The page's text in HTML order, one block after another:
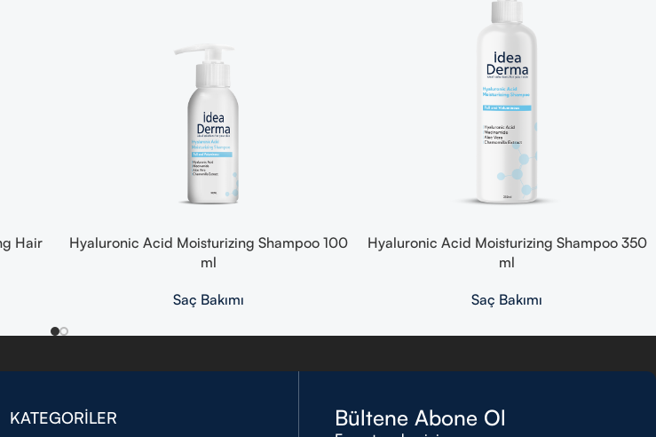
Hair
Hyaluronic Acid Moisturizing Shampoo 100
ml
Saç Bakımı
Hyaluronic Acid Moisturizing Shampoo 350
ml
Saç Bakımı
KATEGORİLER Bültene Abone Ol